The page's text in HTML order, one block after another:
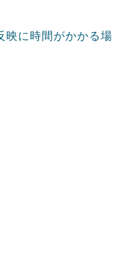
映に時間がかかる場